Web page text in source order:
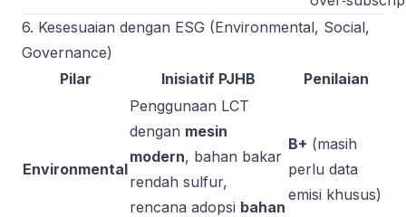
6. Kesesuaian dengan ESG (Environmental, Social,
Governance)
Pilar
Inisiatif PJHB Penilaian
Environmental
Penggunaan LCT
dengan mesin
modern, bahan bakar
rendah sulfur,
rencana adopsi bahan
B+ (masih
perlu data
emisi khusus)